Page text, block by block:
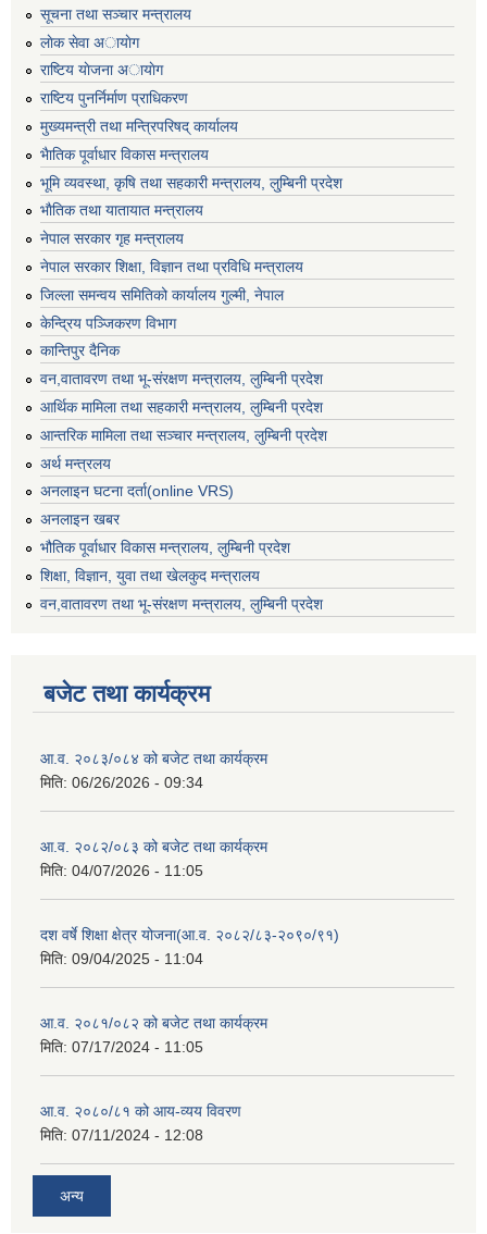
सूचना तथा सञ्चार मन्त्रालय
लाेक सेवा अायाेग
राष्टिय याेजना अायाेग
राष्टिय पुनर्निर्माण प्राधिकरण
मुख्यमन्त्री तथा मन्त्रिपरिषद् कार्यालय
भैातिक पूर्वाधार विकास मन्त्रालय
भूमि व्यवस्था, कृषि तथा सहकारी मन्त्रालय, लु्म्बिनी प्रदेश
भाैतिक तथा यातायात मन्त्रालय
नेपाल सरकार गृह मन्त्रालय
नेपाल सरकार शिक्षा, विज्ञान तथा प्रविधि मन्त्रालय
जिल्ला समन्वय समितिको कार्यालय गुल्मी, नेपाल
केन्द्रिय पञ्जिकरण विभाग
कान्तिपुर दैनिक
वन,वातावरण तथा भू-संरक्षण मन्त्रालय, लुम्बिनी प्रदेश
आर्थिक मामिला तथा सहकारी मन्त्रालय, लुम्बिनी प्रदेश
आन्तरिक मामिला तथा सञ्चार मन्त्रालय, लुम्बिनी प्रदेश
अर्थ मन्त्रलय
अनलाइन घटना दर्ता(online VRS)
अनलाइन खबर
भौतिक पूर्वाधार विकास मन्त्रालय, लुम्बिनी प्रदेश
शिक्षा, विज्ञान, युवा तथा खेलकुद मन्‍‍त्रालय
वन,वातावरण तथा भू-संरक्षण मन्त्रालय, लुम्बिनी प्रदेश
बजेट तथा कार्यक्रम
आ.व. २०८३/०८४ को बजेट तथा कार्यक्रम
मिति: 06/26/2026 - 09:34
आ.व. २०८२/०८३ को बजेट तथा कार्यक्रम
मिति: 04/07/2026 - 11:05
दश वर्षे शिक्षा क्षेत्र योजना(आ.व. २०८२/८३-२०९०/९१)
मिति: 09/04/2025 - 11:04
आ.व. २०८१/०८२ को बजेट तथा कार्यक्रम
मिति: 07/17/2024 - 11:05
आ.व. २०८०/८१ को आय-व्यय विवरण
मिति: 07/11/2024 - 12:08
अन्य